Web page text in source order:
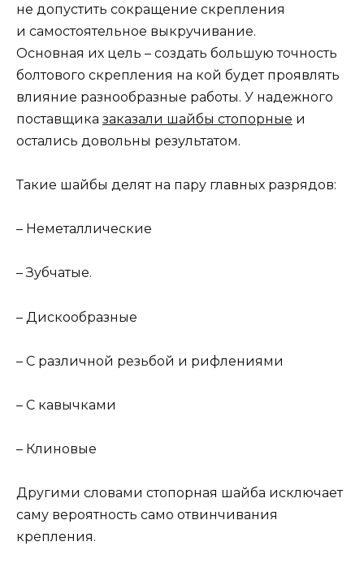
не допустить сокращение скрепления
и самостоятельное выкручивание.
Основная их цель – создать большую точность
болтового скрепления на кой будет проявлять
влияние разнообразные работы. У надежного
поставщика заказали шайбы стопорные и
остались довольны результатом.
Такие шайбы делят на пару главных разрядов:
– Неметаллические
– Зубчатые.
– Дискообразные
– С различной резьбой и рифлениями
– С кавычками
– Клиновые
Другими словами стопорная шайба исключает
саму вероятность само отвинчивания
крепления.